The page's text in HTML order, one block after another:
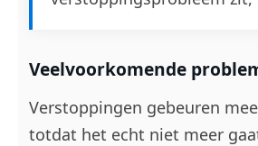
Veelvoorkomende
Verstoppingen gebeuren
totdat het echt niet meer